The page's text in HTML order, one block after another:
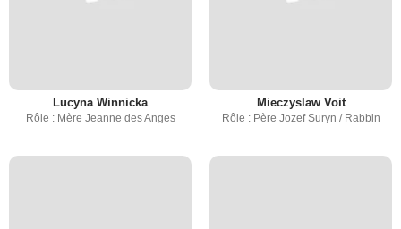
Lucyna Winnicka
Rôle : Mère Jeanne des Anges
Mieczyslaw Voit
Rôle : Père Jozef Suryn / Rabbin